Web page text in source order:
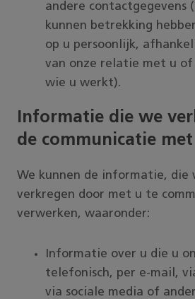
andere contactgegevens
kunnen betrekking
op u persoonlijk,
van onze relatie met u of
wie u werkt).
Informatie die we
de communicatie
We kunnen de informatie, die
verkregen door met u te
verwerken, waaronder:
Informatie over u die u
telefonisch, per e-mail,
via sociale media of